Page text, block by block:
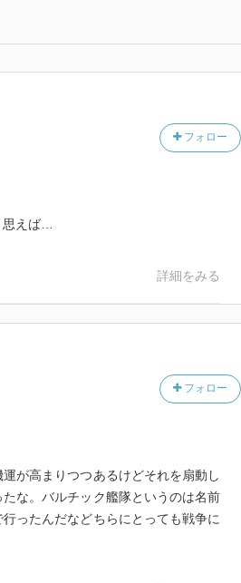
フォロー
えば…
詳細をみる
フォロー
が高まりつつあるけどそれを扇動し
な。バルチック艦隊というのは名前
ったんだなどちらにとっても戦争に